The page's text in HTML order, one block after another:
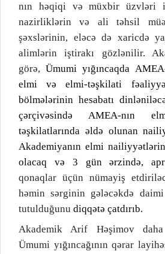
nın həqiqi və müxbir üzvləri
nazirliklərin və ali təhsil
şəxslərinin, eləcə də xaricdə
alimlərin iştirakı gözlənilir.
görə,Ümumi yığıncaqda
elmi və elmi-təşkilati
bölmələrinin hesabatı
çərçivəsində AMEA-nın
təşkilatlarında əldə olunan
Akademiyanın elmi
olacaq və 3 gün ərzində,
qonaqlar üçün nümayiş
həmin sərginin gələcəkdə daimi
tutulduğunu diqqətə çatdırıb.
Akademik Arif Həşimov
Ümumi yığıncağının qərar